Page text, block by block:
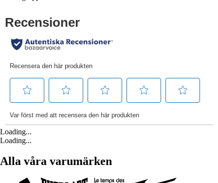
Loading...
Loading...
Alla våra varumärken